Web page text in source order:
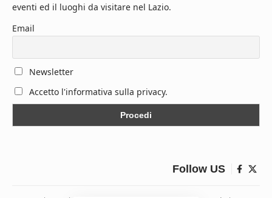
eventi ed il luoghi da visitare nel Lazio.
Email
Newsletter
Accetto l'informativa sulla privacy.
Follow US